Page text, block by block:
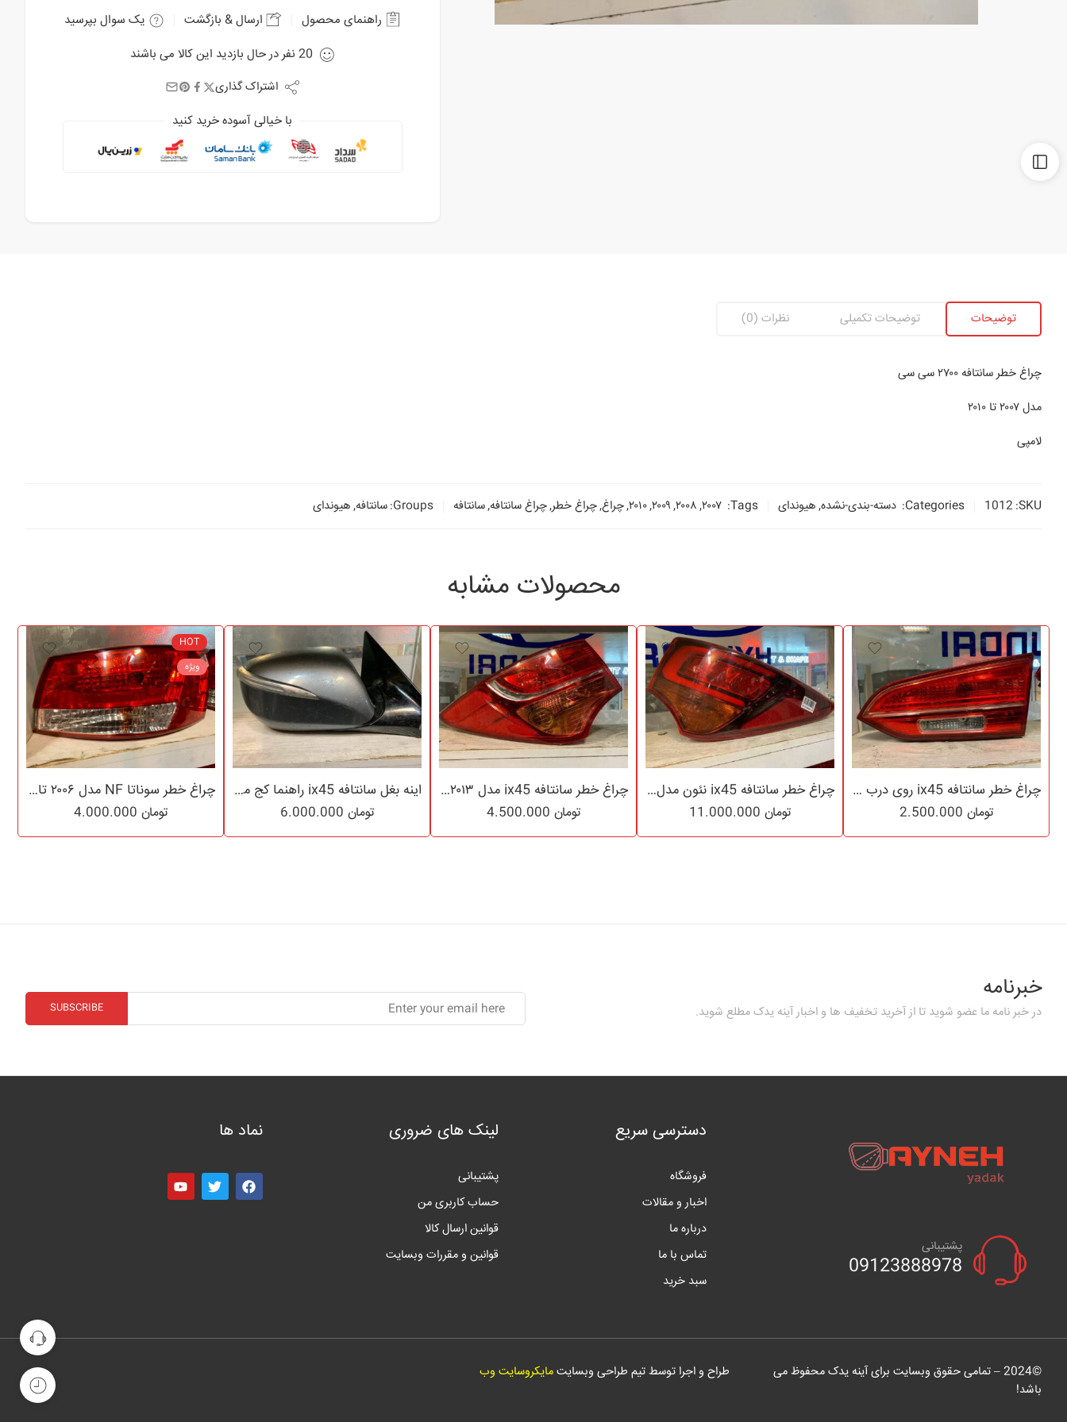
راهنمای محصول ارسال & بازگشت
یک سوال بپرسید
20 نفردر حال بازدید این کالا می باشند
اشتراک گذاری
با خیالی آسوده خرید کنید
توضیحات توضیحات تکمیلی نظرات (0)
چراغ خطر سانتافه ۲۷۰۰ سی سی
مدل ۲۰۰۷ تا ۲۰۱۰
لامپی
SKU:
1012
Categories: دسته-بندی-نشده,هیوندای Tags: ۲۰۰۷,۲۰۰۸,۲۰۰۹,۲۰۱۰,چراغ,چراغ خطر,چراغ سانتافه,سانتافه Groups: سانتافه,هیوندای
محصولات مشابه
چراغ خطر سانتافه ix45 روی درب صندوق مدل ۲۰۱۳ تا ۲۰۱۴ لامپی
تومان
چراغ خطر سانتافه ix45 نئون مدل ۲۰۱۶ تا ۲۰۱۷
تومان
چراغ خطر سانتافه ix45 مدل ۲۰۱۳ تا ۲۰۱۴ لامپی
تومان
اینه بغل سانتافه ix45 راهنما کج مدل ۲۰۱۴
تومان
HOT
ویژه
چراغ خطر سوناتا NF مدل ۲۰۰۶ تا ۲۰۱۰
تومان
خبرنامه
در خبر نامه ما عضو شوید تا از آخرید تخفیف ها و اخبار آینه یدک مطلع شوید.
پشتیبانی
09123888978
دسترسی سریع
فروشگاه
اخبار و مقالات
درباره ما
تماس با ما
سبد خرید
لینک های ضروری
پشتیبانی
حساب کاربری من
قوانین ارسال کالا
قوانین و مقررات وبسایت
نماد ها
©
2024– تمامی حقوق وبسایت برای آینه یدک محفوظ می
باشد!
طراح و اجرا توسط تیم طراحی وبسایتمایکروسایت وب